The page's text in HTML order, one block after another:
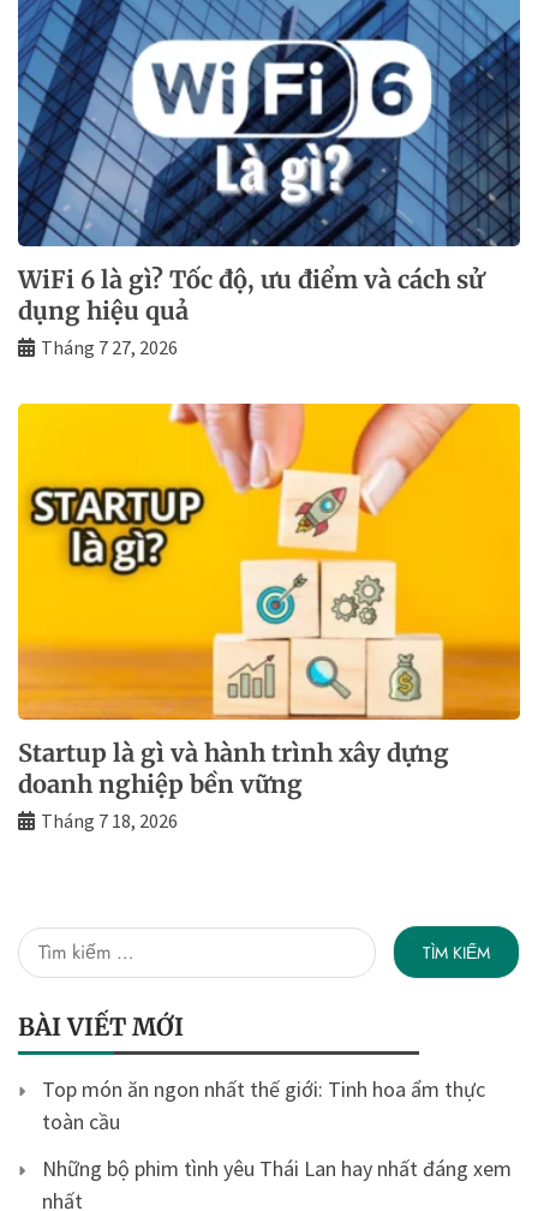
WiFi 6 là gì? Tốc độ, ưu điểm và cách sử
dụng hiệu quả
Tháng 7 27, 2026
Startup là gì và hành trình xây dựng
doanh nghiệp bền vững
Tháng 7 18, 2026
Tìm
kiếm
cho:
BÀI VIẾT MỚI
Top món ăn ngon nhất thế giới: Tinh hoa ẩm thực
toàn cầu
Những bộ phim tình yêu Thái Lan hay nhất đáng xem
nhất